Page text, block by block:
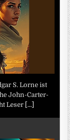
S. Lorne ist
John-Carter-
Leser [...]